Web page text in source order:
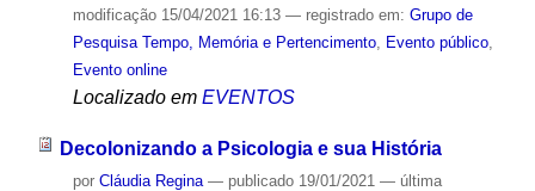
modificação15/04/2021 16:13 — registrado em: Grupo de
Pesquisa Tempo, Memória e Pertencimento, Evento público,
Evento online
Localizado em EVENTOS
Decolonizando a Psicologia e sua História
por Cláudia Regina — publicado19/01/2021 — última